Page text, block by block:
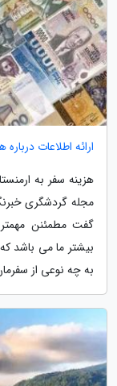
ارائه اطلاعات
هزینه سفر به
مجله گردشگری
گفت مطمئنن
بیشتر ما می باشد
به چه نوعی از